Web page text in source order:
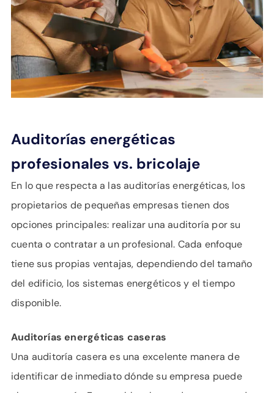
Auditorías energéticas
profesionales vs. bricolaje
En lo que respecta a las auditorías energéticas, los
propietarios de pequeñas empresas tienen dos
opciones principales: realizar una auditoría por su
cuenta o contratar a un profesional. Cada enfoque
tiene sus propias ventajas, dependiendo del tamaño
del edificio, los sistemas energéticos y el tiempo
disponible.
Auditorías energéticas caseras
Una auditoría casera es una excelente manera de
identificar de inmediato dónde su empresa puede